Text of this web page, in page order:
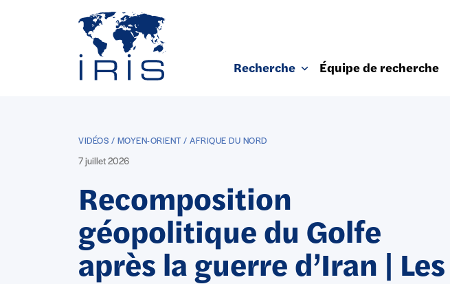
Recherche Équipe de recherche
VIDÉOS / MOYEN-ORIENT / AFRIQUE DU NORD
7 juillet 2026
Recomposition
géopolitique du Golfe
après la guerre d’Iran | Les